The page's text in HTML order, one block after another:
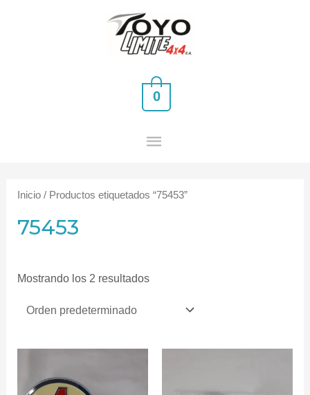
MENÚ
PRINCIPAL
0
Inicio / Productos etiquetados “75453”
75453
Mostrando los 2 resultados